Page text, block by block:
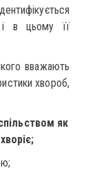
і в цьому її
вважають
хвороб,
як